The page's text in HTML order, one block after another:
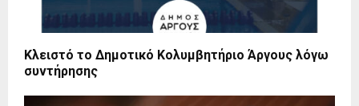
Κλειστό το Δημοτικό Κολυμβητήριο Άργους λόγω
συντήρησης